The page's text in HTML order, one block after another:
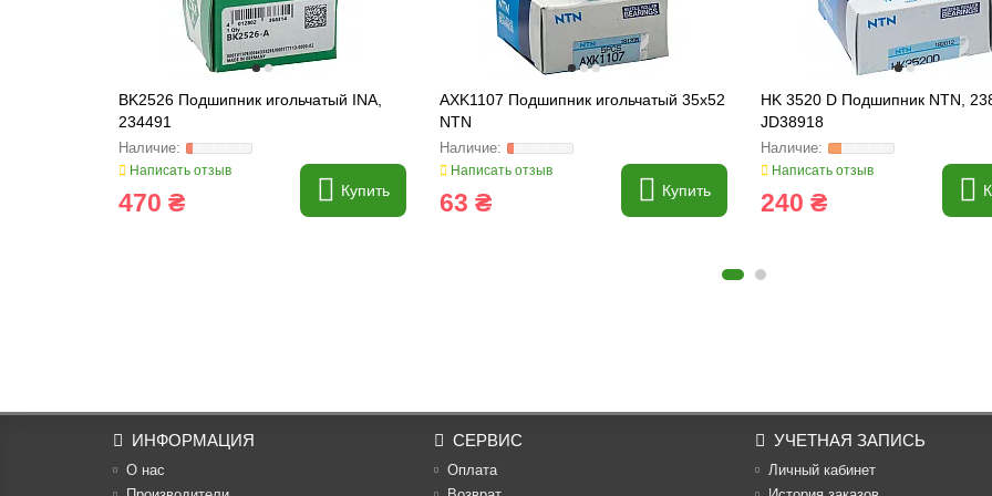
BK2526 Подшипник игольчатый INA,
234491
Написать отзыв
470 ₴ Купить
AXK1107 Подшипник игольчатый 35x52
NTN
Написать отзыв
63 ₴ Купить
HK 3520 D Подшипник NTN,
JD38918
Написать отзыв
240 ₴
ИНФОРМАЦИЯ
О нас
СЕРВИС
Оплата
УЧЕТНАЯ ЗАПИСЬ
Личный кабинет